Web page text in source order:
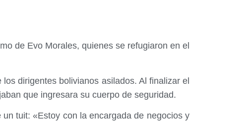
de Evo Morales, quienes se refugiaron en el
dirigentes bolivianos asilados. Al finalizar el
que ingresara su cuerpo de seguridad.
tuit: «Estoy con la encargada de negocios y